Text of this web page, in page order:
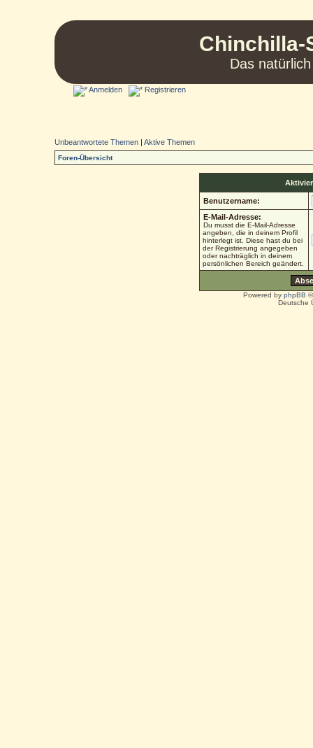
Chinchilla-
Das
Anmelden Registrieren
Unbeantwortete Themen |Aktive Themen
Foren-Übersicht
Benutzername:
E-Mail-Adresse:
Du musst die E-Mail-Adresse
angeben, die in deinem Profil
hinterlegt ist. Diese hast du bei
der Registrierung angegeben
oder nachträglich in deinem
persönlichen Bereich geändert.
Powered by phpBB
Deutsche